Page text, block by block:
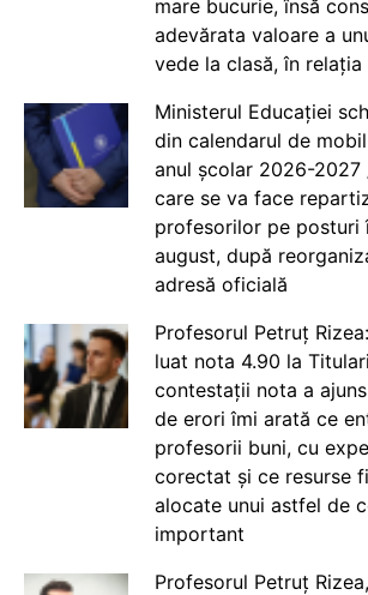
mare bucurie, însă
adevărata valoare a
vede la clasă, în relația
Ministerul Educației
din calendarul de
anul școlar 2026-2027
care se va face
profesorilor pe posturi
august, după
adresă oficială
Profesorul Petruț
luat nota 4.90 la
contestații nota a
de erori îmi arată ce
profesorii buni, cu
corectat și ce resurse
alocate unui astfel de
important
Profesorul Petruț